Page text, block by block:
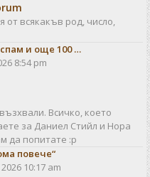
от всякакъв род, число,
и още 100 …
8:54 pm
Всичко, което
за Даниел Стийл и Нора
да попитате :р
повече“
10:17 am